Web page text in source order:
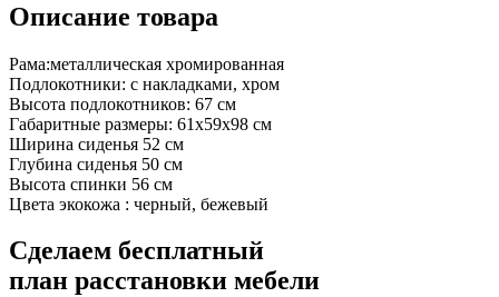
Описание товара
Рама:металлическая хромированная
Подлокотники: с накладками, хром
Высота подлокотников: 67 см
Габаритные размеры: 61х59х98 см
Ширина сиденья 52 см
Глубина сиденья 50 см
Высота спинки 56 см
Цвета экокожа : черный, бежевый
Сделаем бесплатный
план расстановки мебели